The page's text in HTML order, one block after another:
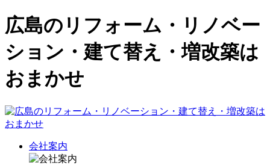
広島のリフォーム・リノベー
ション・建て替え・増改築は
おまかせ
会社案内